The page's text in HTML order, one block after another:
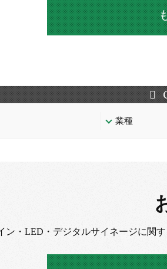
業種
ン・LED・デジタルサイネージに関す